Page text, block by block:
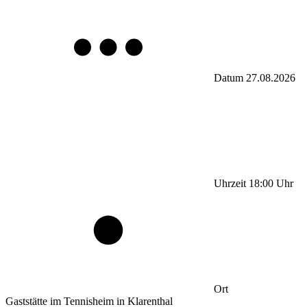
Datum 27.08.2026
Uhrzeit 18:00 Uhr
Ort
Gaststätte im Tennisheim in Klarenthal